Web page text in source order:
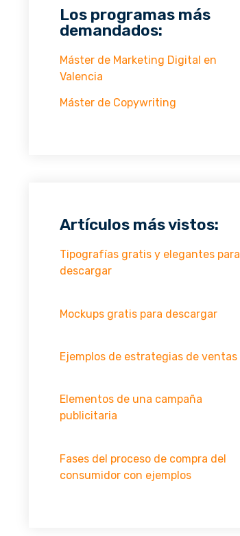
Los programas más
demandados:
Máster de Marketing Digital en
Valencia
Máster de Copywriting
Artículos más vistos:
Tipografías gratis y elegantes para
descargar
Mockups gratis para descargar
Ejemplos de estrategias de ventas
Elementos de una campaña
publicitaria
Fases del proceso de compra del
consumidor con ejemplos